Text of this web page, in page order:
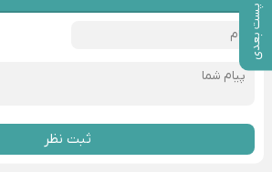
پست بعدی
ثبت نظر